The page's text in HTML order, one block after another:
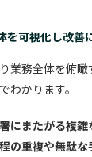
を可視化し改善
業務全体を俯
わかります。
にまたがる複
の重複や無駄